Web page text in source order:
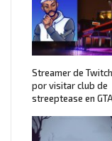
Streamer de
por visitar club de
streeptease en